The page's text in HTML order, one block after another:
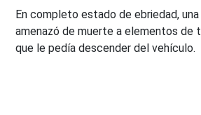
En completo estado de ebriedad,
amenazó de muerte a elementos de
que le pedía descender del vehículo.